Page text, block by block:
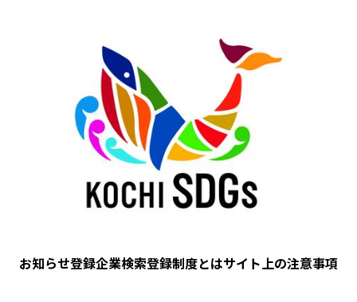
お知らせ登録企業検索登録制度とはサイト上の注意事項